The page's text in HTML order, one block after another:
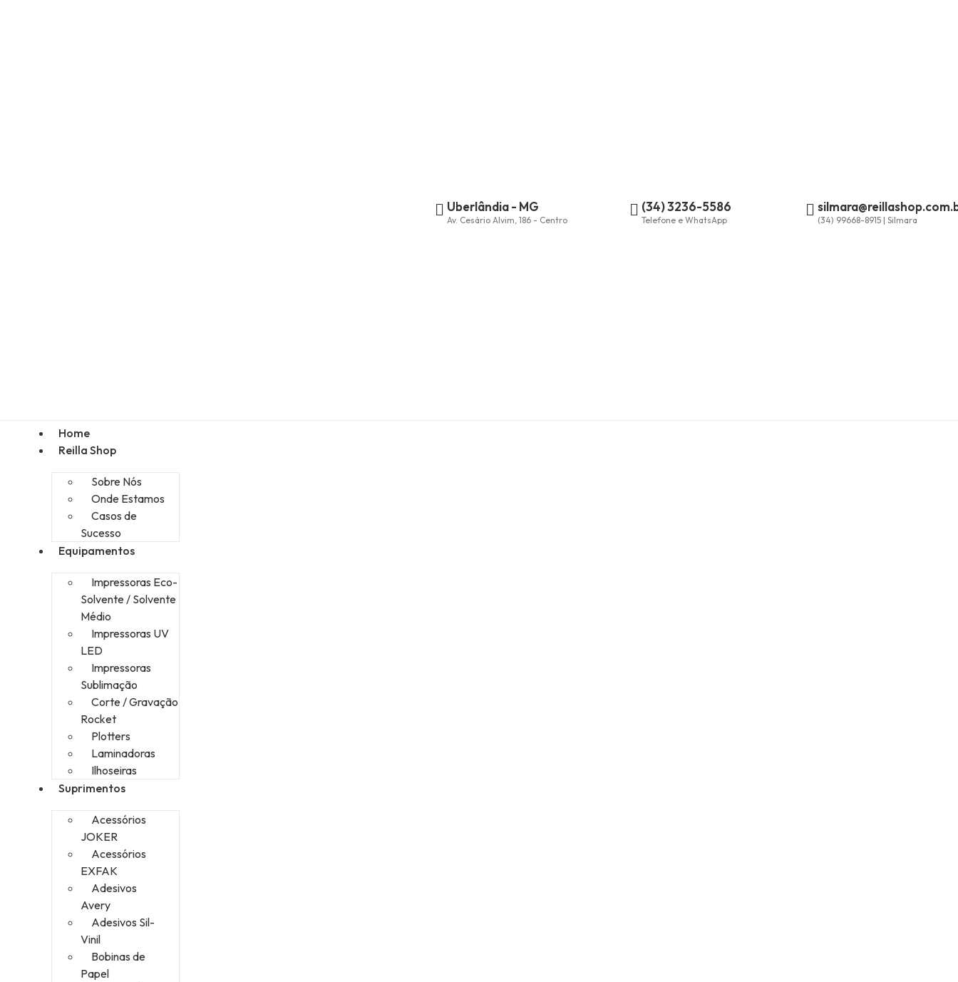
Uberlândia - MG
Av. Cesário Alvim, 186 - Centro
(34) 3236-5586
Telefone e WhatsApp (34) 99668-8915 | Silmara
Home
Reilla Shop
Sobre Nós
Onde Estamos
Casos de
Sucesso
Equipamentos
Impressoras Eco-
Solvente / Solvente
Médio
Impressoras UV
LED
Impressoras
Sublimação
Corte / Gravação
Rocket
Plotters
Laminadoras
Ilhoseiras
Suprimentos
Acessórios
JOKER
Acessórios
EXFAK
Adesivos
Avery
Adesivos Sil-
Vinil
Bobinas de
Papel